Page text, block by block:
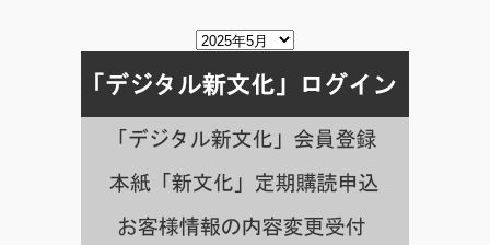
掲
月
別
の
事
一
覧